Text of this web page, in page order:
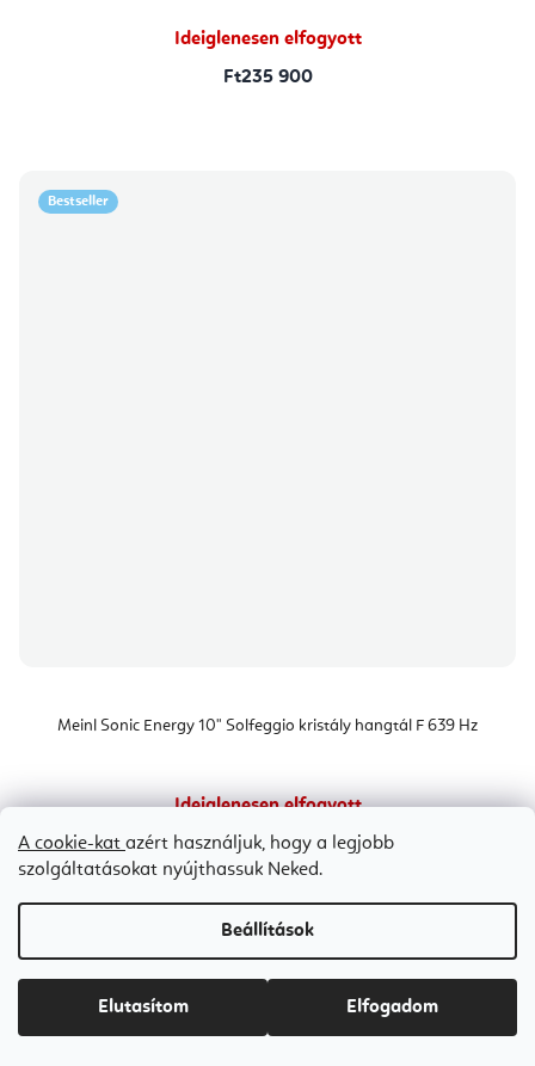
A cookie-kat azért használjuk, hogy a legjobb
szolgáltatásokat nyújthassuk Neked.
Beállítások
Elutasítom Elfogadom
Ideiglenesen elfogyott
Ft235 900
Bestseller
Meinl Sonic Energy 10" Solfeggio kristály hangtál F 639 Hz
Ideiglenesen elfogyott
Ft73 400